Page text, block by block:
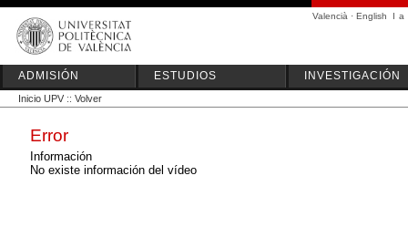
Valencià · English I a
ADMISIÓN ESTUDIOS INVESTIGACIÓN
Inicio UPV :: Volver
Error
Información
No existe información del vídeo